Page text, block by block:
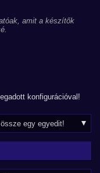
amit a készítők
konfigurációval!